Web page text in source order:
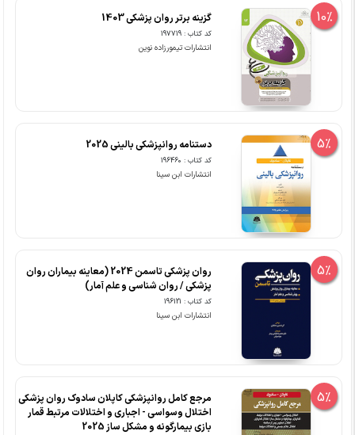
10% گزینه برتر روان پزشکی 1403
کد کتاب : 197719
انتشارات تیمورزاده نوین
5% دستنامه روانپزشکی بالینی 2025
کد کتاب : 196460
انتشارات ابن سینا
5%
روان پزشکی تاسمن 2024 (معاینه بیماران روان
پزشکی / روان شناسی و علم آمار)
کد کتاب : 196121
انتشارات ابن سینا
5%
مرجع کامل روانپزشکی کاپلان سادوک روان پزشکی
اختلال وسواسی - اجباری و اختلالات مرتبط قمار
بازی بیمارگونه و مشکل ساز 2025